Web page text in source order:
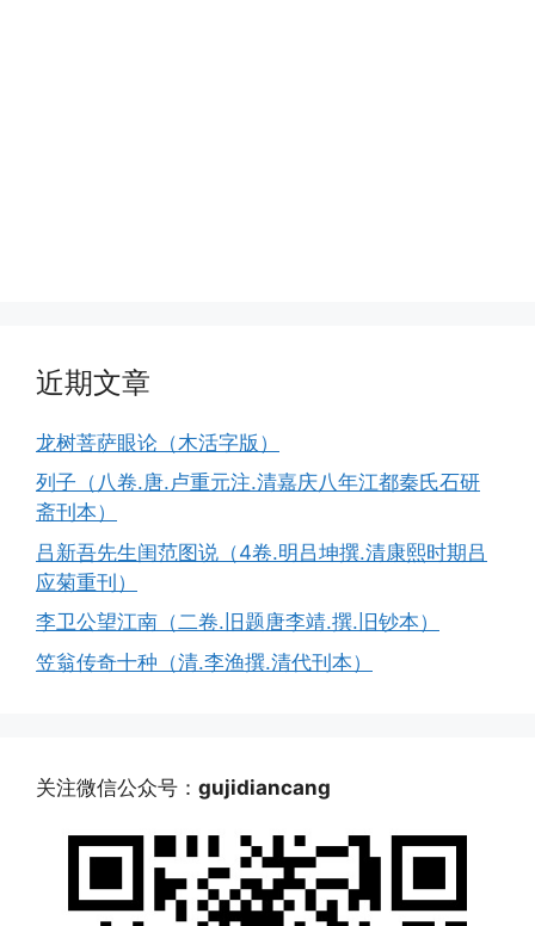
近期文章
龙树菩萨眼论（木活字版）
列子（八卷.唐.卢重元注.清嘉庆八年江都秦氏石研
斋刊本）
吕新吾先生闺范图说（4卷.明吕坤撰.清康熙时期吕
应菊重刊）
李卫公望江南（二卷.旧题唐李靖.撰.旧钞本）
笠翁传奇十种（清.李渔撰.清代刊本）
关注微信公众号： gujidiancang